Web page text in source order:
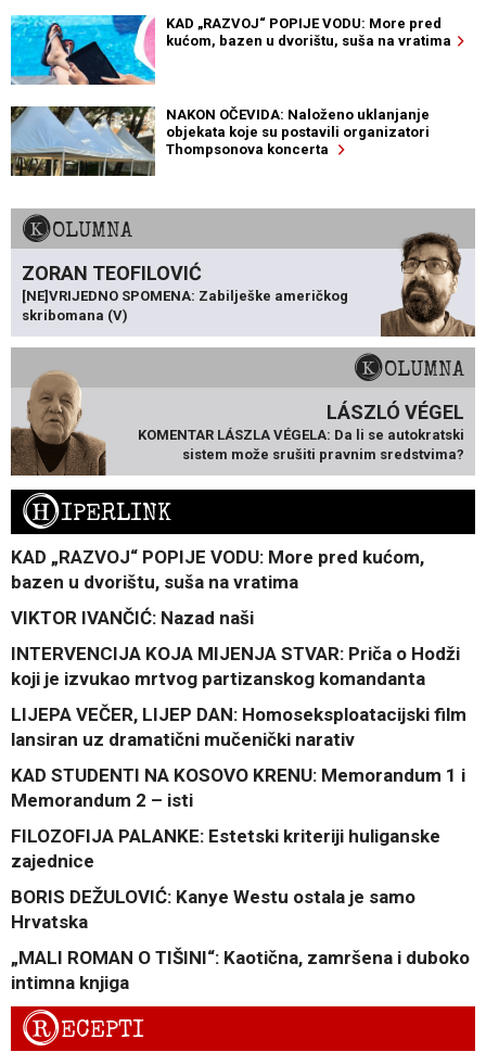
KAD „RAZVOJ“ POPIJE VODU: More pred
kućom, bazen u dvorištu, suša na vratima
NAKON OČEVIDA: Naloženo uklanjanje
objekata koje su postavili organizatori
Thompsonova koncerta
KOLUMNA
ZORAN TEOFILOVIĆ
[NE]VRIJEDNO SPOMENA: Zabilješke američkog
skribomana (V)
KOLUMNA
LÁSZLÓ VÉGEL
KOMENTAR LÁSZLA VÉGELA: Da li se autokratski
sistem može srušiti pravnim sredstvima?
HIPERLINK
KAD „RAZVOJ“ POPIJE VODU: More pred kućom,
bazen u dvorištu, suša na vratima
VIKTOR IVANČIĆ: Nazad naši
INTERVENCIJA KOJA MIJENJA STVAR: Priča o Hodži
koji je izvukao mrtvog partizanskog komandanta
LIJEPA VEČER, LIJEP DAN: Homoseksploatacijski film
lansiran uz dramatični mučenički narativ
KAD STUDENTI NA KOSOVO KRENU: Memorandum 1 i
Memorandum 2 – isti
FILOZOFIJA PALANKE: Estetski kriteriji huliganske
zajednice
BORIS DEŽULOVIĆ: Kanye Westu ostala je samo
Hrvatska
„MALI ROMAN O TIŠINI“: Kaotična, zamršena i duboko
intimna knjiga
RECEPTI